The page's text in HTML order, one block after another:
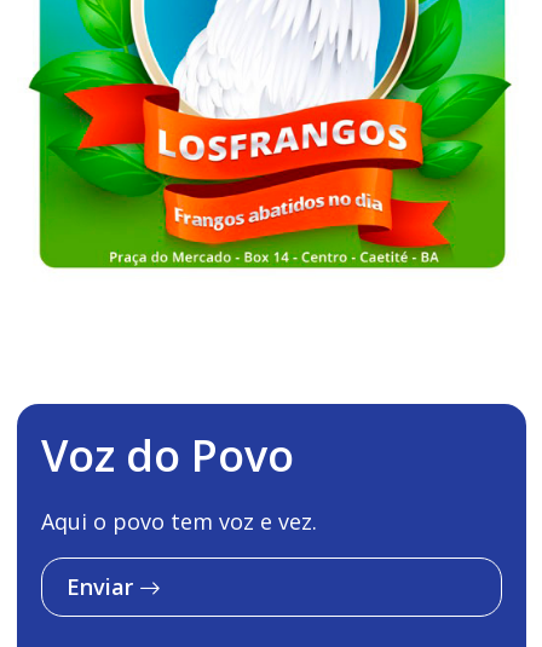
Voz do Povo
Aqui o povo tem voz e vez.
Enviar